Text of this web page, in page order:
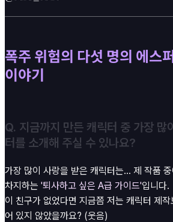
폭주 위험의 다섯 명의 에스
이야기
Q. 지금까지 만든 캐릭터 중 가장 많
터를 소개해 주실 수 있나요?
가장 많이 사랑을 받은 캐릭터는... 제 작품
차지하는 '퇴사하고 싶은 A급 가이드'입니다.
이 친구가 없었다면 지금쯤 저는 캐릭터 제
어 있지 않았을까요? (웃음)